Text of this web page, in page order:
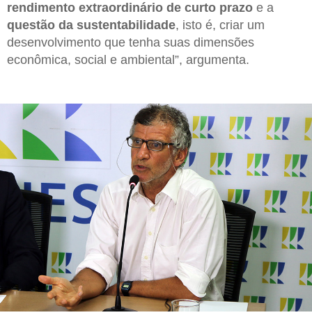
rendimento extraordinário de curto prazo e a
questão da sustentabilidade, isto é, criar um
desenvolvimento que tenha suas dimensões
econômica, social e ambiental”, argumenta.